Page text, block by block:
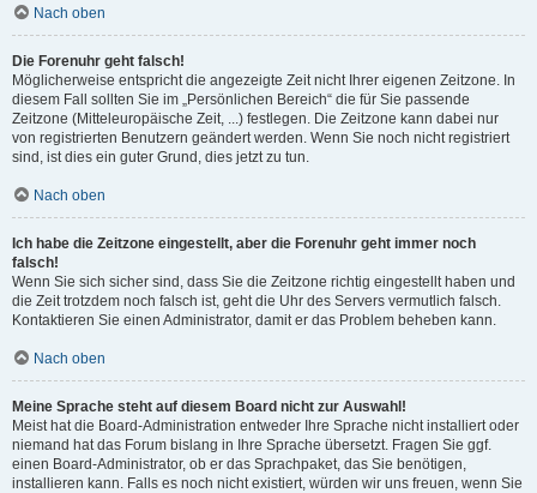
Nach oben
Die Forenuhr geht falsch!
Möglicherweise entspricht die angezeigte Zeit nicht Ihrer eigenen Zeitzone. In
diesem Fall sollten Sie im „Persönlichen Bereich“ die für Sie passende
Zeitzone (Mitteleuropäische Zeit, ...) festlegen. Die Zeitzone kann dabei nur
von registrierten Benutzern geändert werden. Wenn Sie noch nicht registriert
sind, ist dies ein guter Grund, dies jetzt zu tun.
Nach oben
Ich habe die Zeitzone eingestellt, aber die Forenuhr geht immer noch
falsch!
Wenn Sie sich sicher sind, dass Sie die Zeitzone richtig eingestellt haben und
die Zeit trotzdem noch falsch ist, geht die Uhr des Servers vermutlich falsch.
Kontaktieren Sie einen Administrator, damit er das Problem beheben kann.
Nach oben
Meine Sprache steht auf diesem Board nicht zur Auswahl!
Meist hat die Board-Administration entweder Ihre Sprache nicht installiert oder
niemand hat das Forum bislang in Ihre Sprache übersetzt. Fragen Sie ggf.
einen Board-Administrator, ob er das Sprachpaket, das Sie benötigen,
installieren kann. Falls es noch nicht existiert, würden wir uns freuen, wenn Sie